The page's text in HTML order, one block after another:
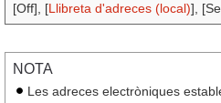
[Off], [Llibreta d'adreces (local)],
NOTA
Les adreces electròniques